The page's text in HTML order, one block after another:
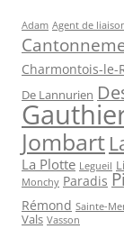
Adam Agent de
Charmontois-le-
De Lannurien
Jombart
La Plotte Legueil
Monchy Paradis
Rémond Sainte-
Vals Vasson